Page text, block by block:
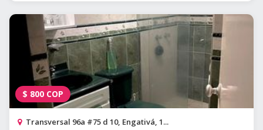
$ 800 COP
Transversal 96a #75 d 10, Engativá, 1...